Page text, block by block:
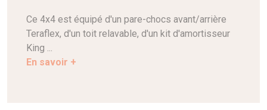
Ce 4x4 est équipé d'un pare-chocs avant/arrière
Teraflex, d'un toit relavable, d'un kit d'amortisseur
King ...
En savoir +